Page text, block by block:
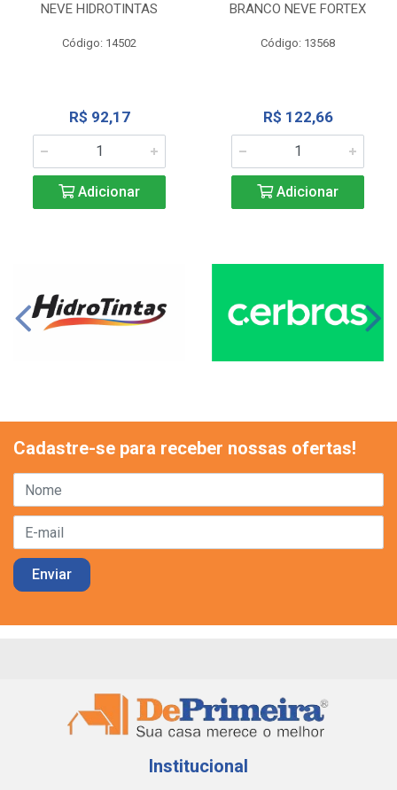
NEVE HIDROTINTAS
Código: 14502
R$ 92,17
Adicionar
BRANCO NEVE FORTEX
Código: 13568
R$ 122,66
Adicionar
Cadastre-se para receber nossas ofertas!
Institucional